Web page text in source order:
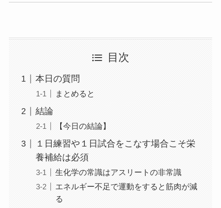
目次
本日の質問
まとめると
結論
【今日の結論】
１日練習や１日試合をこなす場合こそ栄
養補給は必須
生化学の常識はアスリートの非常識
エネルギー不足で運動をすると筋肉が減
る